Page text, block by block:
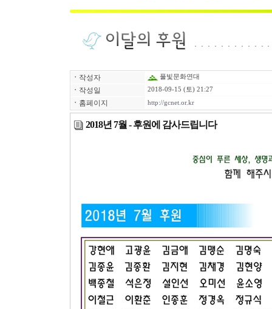
ㆍ 작성자 풀빛문화연대
ㆍ 작성일 2018-09-15 (토) 21:27
ㆍ 홈페이지 http://gcnet.or.kr
2018년 7월 - 후원에 감사드립니다